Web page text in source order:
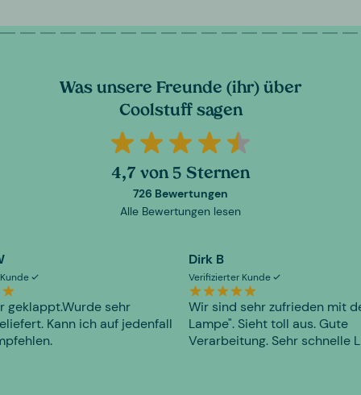
Was unsere Freunde (ihr) über
Coolstuff sagen
4,7 von 5 Sternen
726 Bewertungen
Alle Bewertungen lesen
geklappt.Wurde sehr
Kann ich auf jedenfall
Dirk B
Verifizierter Kunde
Wir sind sehr zufrieden mit
Lampe". Sieht toll aus. Gute
Verarbeitung. Sehr schnelle